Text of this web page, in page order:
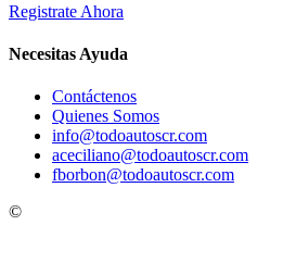
Registrate Ahora
Necesitas Ayuda
Contáctenos
Quienes Somos
info@todoautoscr.com
aceciliano@todoautoscr.com
fborbon@todoautoscr.com
©